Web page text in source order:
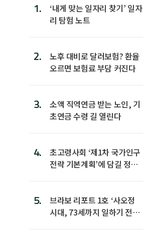
1.
‘내게 맞는 일자리 찾기’ 일자
리 탐험 노트
2.
노후 대비로 달러보험? 환율
오르면 보험료 부담 커진다
3.
소액 직역연금 받는 노인, 기
초연금 수령 길 열린다
4.
초고령사회 ‘제1차 국가인구
전략 기본계획’에 담길 정책
5.
브라보 리포트 1호 ‘사오정
시대, 73세까지 일하기 전략’